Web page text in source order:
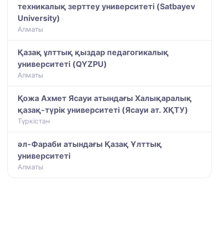
техникалық зерттеу университеті (Satbayev
University)
Алматы
Қазақ ұлттық қыздар педагогикалық
университеті (QYZPU)
Алматы
Қожа Ахмет Ясауи атындағы Халықаралық
қазақ-түрiк университетi (Ясауи ат. ХҚТУ)
Түркістан
әл-Фараби атындағы Қазақ Ұлттық
университеті
Алматы